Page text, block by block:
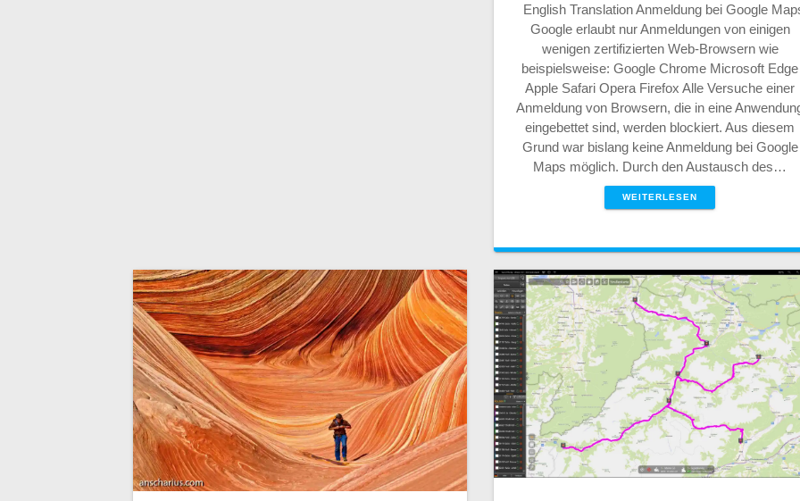
English Translation Anmeldung bei Google
Google erlaubt nur Anmeldungen von einigen
wenigen zertifizierten Web-Browsern wie
beispielsweise: Google Chrome Microsoft Edge
Apple Safari Opera Firefox Alle Versuche einer
Anmeldung von Browsern, die in eine
eingebettet sind, werden blockiert. Aus diesem
Grund war bislang keine Anmeldung bei Google
Maps möglich. Durch den Austausch des…
WEITERLESEN